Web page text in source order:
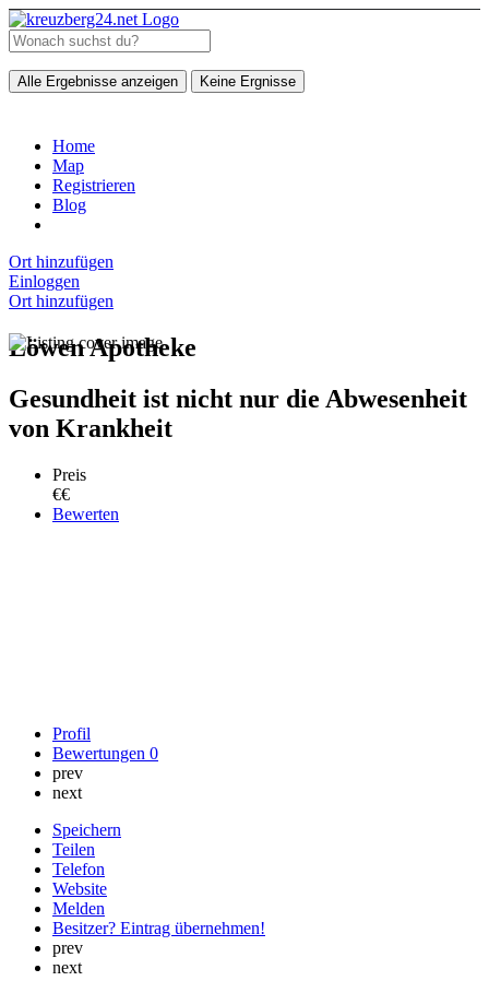
Alle Ergebnisse anzeigen Keine Ergnisse
Home
Map
Registrieren
Blog
Ort hinzufügen
Einloggen
Ort hinzufügen
Löwen Apotheke
Gesundheit ist nicht nur die Abwesenheit
von Krankheit
Preis
€€
Bewerten
Profil
Bewertungen 0
prev
next
Speichern
Teilen
Telefon
Website
Melden
Besitzer? Eintrag übernehmen!
prev
next